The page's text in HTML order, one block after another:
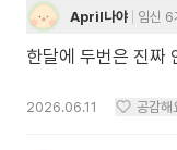
April나야 임신 6
한달에 두번은 진짜
2026.06.11 공감해